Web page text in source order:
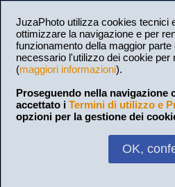
JuzaPhoto utilizza cookies tecnici
ottimizzare la navigazione e per
funzionamento della maggior
necessario l'utilizzo dei cookie per
(maggiori informazioni).
Proseguendo nella navigazione
accettato i Termini di utilizzo e
opzioni per la gestione dei
OK,